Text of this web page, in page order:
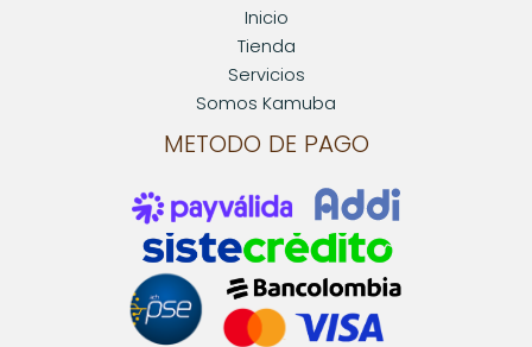
Inicio
Tienda
Servicios
Somos Kamuba
METODO DE PAGO